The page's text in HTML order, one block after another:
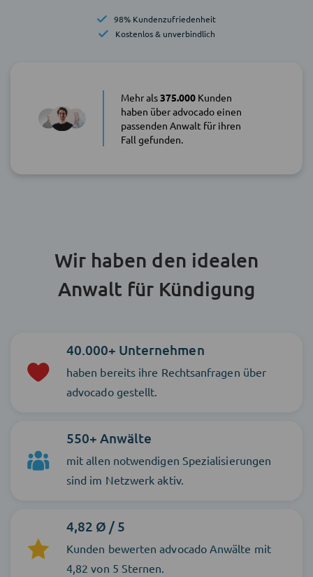
98% Kundenzufriedenheit
Kostenlos & unverbindlich
Mehr als375.000Kunden
haben über advocado einen
passenden Anwalt für ihren
Fall gefunden.
Wir haben den idealen
Anwalt für Kündigung
40.000+ Unternehmen
haben bereits ihre Rechtsanfragen über
advocado gestellt.
550+ Anwälte
mit allen notwendigen Spezialisierungen
sind im Netzwerk aktiv.
4,82 Ø / 5
Kunden bewerten advocado Anwälte mit
4,82 von 5 Sternen.